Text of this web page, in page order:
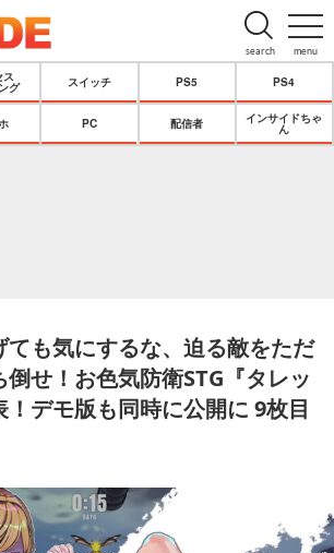
menu
search
ス
グ
スイッチ PS5 PS4
PC 配信者
インサイドちゃ
ん
ても気にするな、迫る敵をただ
せ！お色気防衛STG『タレッ
！デモ版も同時に公開に 9枚目